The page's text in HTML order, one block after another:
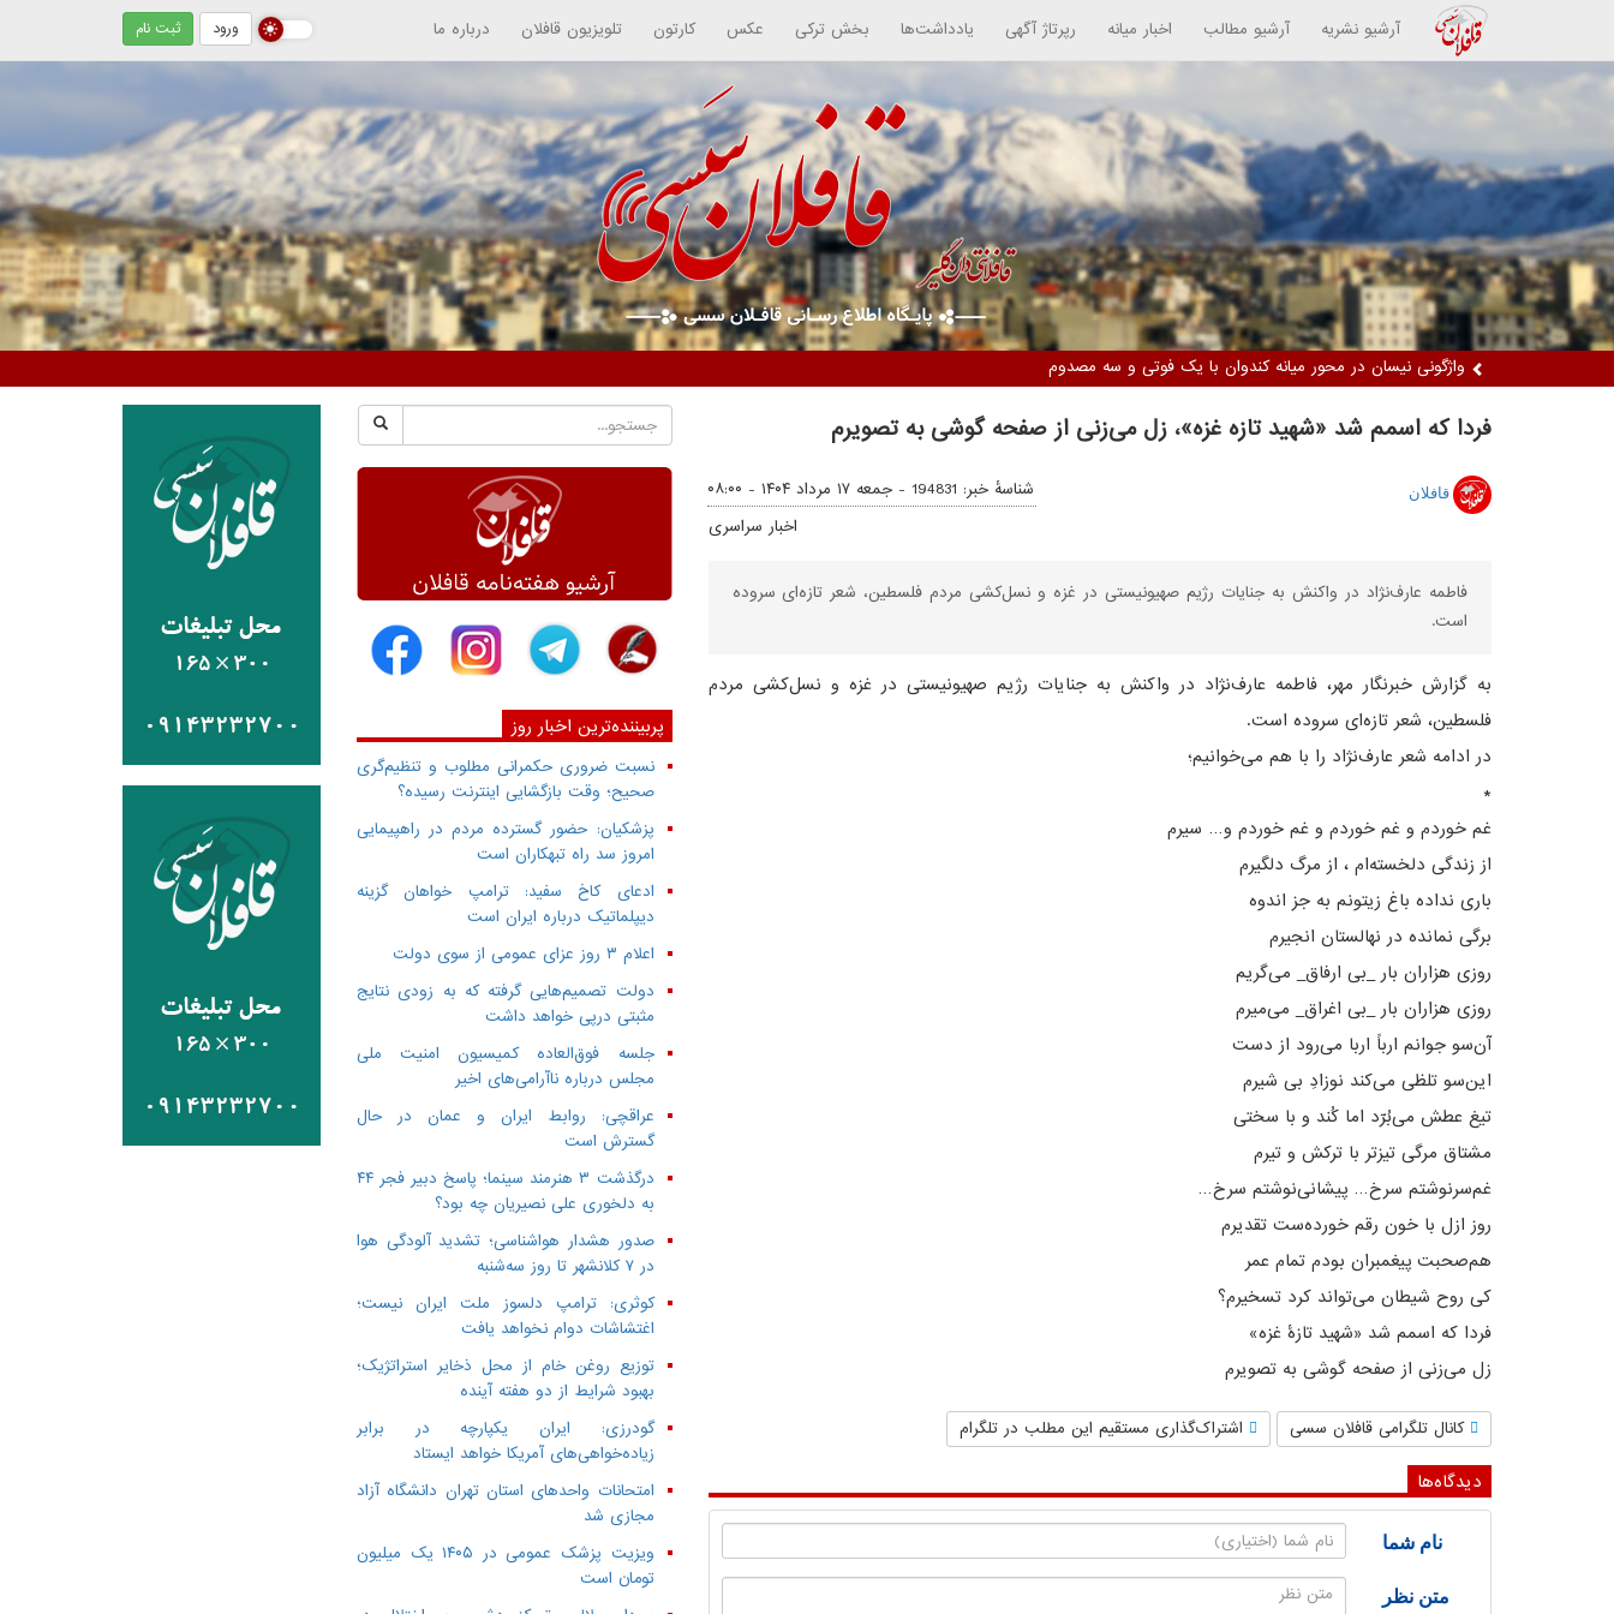
ورود ثبت نام آرشیو نشریه آرشیو مطالب اخبار میانه رپرتاژ آگهی یادداشت‌ها بخش ترکی عکس کارتون تلویزیون قافلان درباره ما
واژگونی نیسان در محور میانه کندوان با یک فوتی و سه مصدوم
فردا که اسمم شد «شهید تازه غزه»، زل می‌زنی از صفحه گوشی به تصویرم
قافلان شناسهٔ خبر: 194831 -
جمعه ۱۷ مرداد ۱۴۰۴ - ۰۸:۰۰
اخبار سراسری
فاطمه عارف‌نژاد در واکنش به جنایات رژیم صهیونیستی در غزه و نسل‌کشی مردم فلسطین، شعر تازه‌ای سروده
است.
به گزارش خبرنگار مهر، فاطمه عارف‌نژاد در واکنش به جنایات رژیم صهیونیستی در غزه و نسل‌کشی مردم
فلسطین، شعر تازه‌ای سروده است.
در ادامه شعر عارف‌نژاد را با هم می‌خوانیم؛
*
غم خوردم و غم خوردم و غم خوردم و… سیرم
از زندگی دلخسته‌ام ، از مرگ دلگیرم
باری نداده باغ زیتونم به جز اندوه
برگی نمانده در نهالستان انجیرم
روزی هزاران بار _بی ارفاق_ می‌گریم
روزی هزاران بار _بی اغراق_ می‌میرم
آن‌سو جوانم ارباً اربا می‌رود از دست
این‌سو تلظی می‌کند نوزادِ بی ‌شیرم
تیغ عطش می‌بُرّد اما کُند و با سختی
مشتاق مرگی تیزتر با ترکش و تیرم
غم‌سرنوشتم سرخ… پیشانی‌نوشتم سرخ…
روز ازل با خون رقم خورده‌ست تقدیرم
هم‌صحبت پیغمبران بودم تمام عمر
کی روح شیطان می‌تواند کرد تسخیرم؟
فردا که اسمم شد «شهید تازهٔ غزه»
زل می‌زنی از صفحه گوشی به تصویرم
کانال تلگرامی قافلان سسی اشتراک‌گذاری مستقیم این مطلب در تلگرام
دیدگاه‌ها
نام شما
متن نظر
پربیننده‌ترین اخبار روز
نسبت ضروری حکمرانی مطلوب و تنظیم‌گری
صحیح؛ وقت بازگشایی اینترنت رسیده؟
پزشکیان: حضور گسترده مردم در راهپیمایی
امروز سد راه تبهکاران است
ادعای کاخ سفید: ترامپ خواهان گزینه
دیپلماتیک درباره ایران است
اعلام ۳ روز عزای عمومی از سوی دولت
دولت تصمیم‌هایی گرفته که به زودی نتایج
مثبتی درپی خواهد داشت
جلسه فوق‌العاده کمیسیون امنیت ملی
مجلس درباره ناآرامی‌های اخیر
عراقچی: روابط ایران و عمان در حال
گسترش است
درگذشت ۳ هنرمند سینما؛ پاسخ دبیر فجر ۴۴
به دلخوری علی نصیریان چه بود؟
صدور هشدار هواشناسی؛ تشدید آلودگی هوا
در ۷ کلانشهر تا روز سه‌شنبه
کوثری: ترامپ دلسوز ملت ایران نیست؛
اغتشاشات دوام نخواهد یافت
توزیع روغن خام از محل ذخایر استراتژیک؛
بهبود شرایط از دو هفته آینده
گودرزی: ایران یکپارچه در برابر
زیاده‌خواهی‌های آمریکا خواهد ایستاد
امتحانات واحدهای استان تهران دانشگاه آزاد
مجازی شد
ویزیت پزشک عمومی در ۱۴۰۵ یک میلیون
تومان است